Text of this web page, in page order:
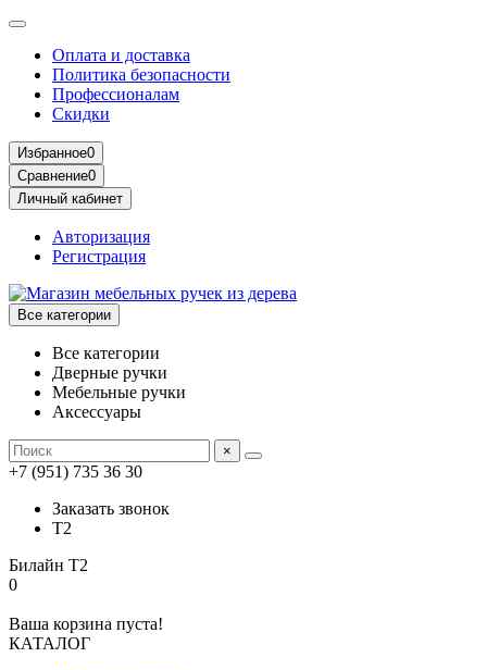
Оплата и доставка
Политика безопасности
Профессионалам
Скидки
Избранное0
Сравнение0
Личный кабинет
Авторизация
Регистрация
Все категории
Все категории
Дверные ручки
Мебельные ручки
Аксессуары
×
+7 (951) 735 36 30
Заказать звонок
Т2
Билайн Т2
0
Ваша корзина пуста!
КАТАЛОГ